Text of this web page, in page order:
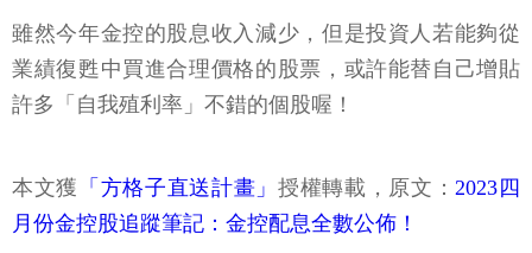
雖然今年金控的股息收入減少，但是投資人若能夠從
業績復甦中買進合理價格的股票，或許能替自己增貼
許多「自我殖利率」不錯的個股喔！
本文獲 「方格子直送計畫」 授權轉載，原文：2023四
月份金控股追蹤筆記：金控配息全數公佈！